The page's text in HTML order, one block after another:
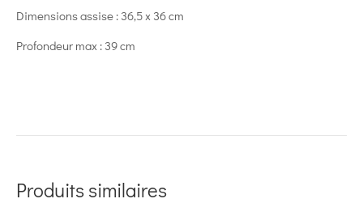
Dimensions assise : 36,5 x 36 cm
Profondeur max : 39 cm
Produits similaires